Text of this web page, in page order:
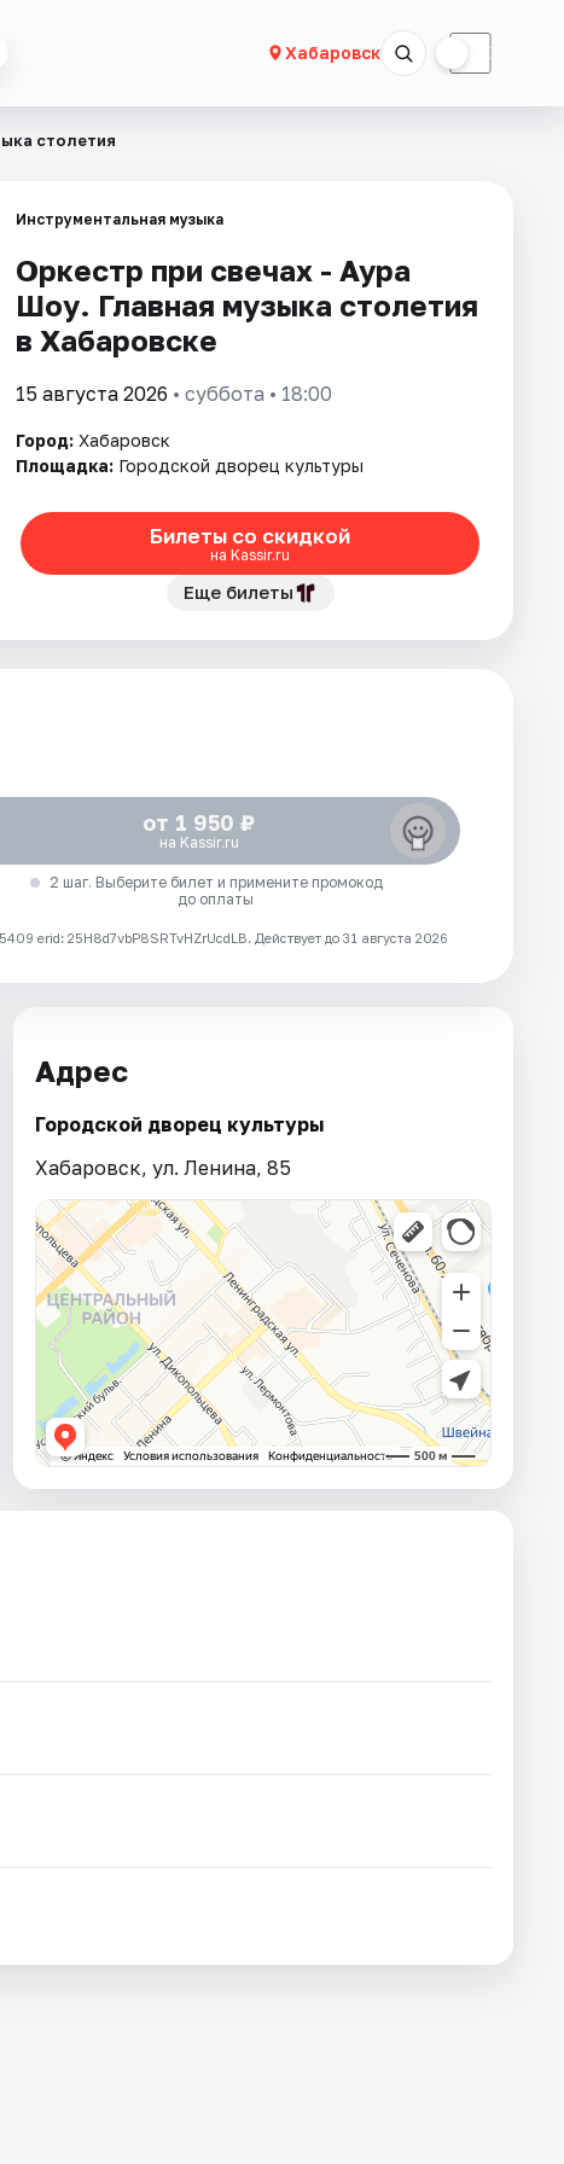
Хабаровск ☾
столетия
Инструментальная музыка
Оркестр при свечах - Аура
Шоу. Главная музыка столетия
в Хабаровске
15 августа 2026 • суббота • 18:00
Город: Хабаровск
Площадка: Городской дворец культуры
Билеты со скидкой
на Kassir.ru
Еще билеты
от 1 950 ₽
на Kassir.ru
2 шаг. Выберите билет и примените промокод
до оплаты
erid: 25H8d7vbP8SRTvHZrUcdLB. Действует до 31 августа 2026
Адрес
Городской дворец культуры
Хабаровск, ул. Ленина, 85